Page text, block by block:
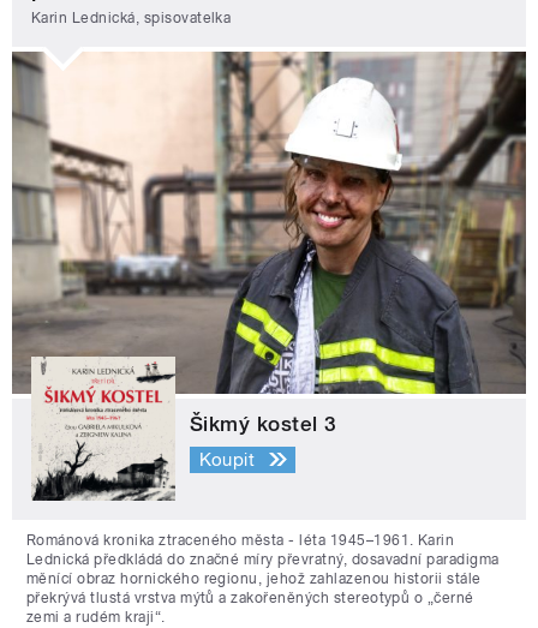
Karin Lednická, spisovatelka
Šikmý kostel 3
Koupit
Románová kronika ztraceného města - léta 1945–1961. Karin
Lednická předkládá do značné míry převratný, dosavadní paradigma
měnící obraz hornického regionu, jehož zahlazenou historii stále
překrývá tlustá vrstva mýtů a zakořeněných stereotypů o „černé
zemi a rudém kraji“.